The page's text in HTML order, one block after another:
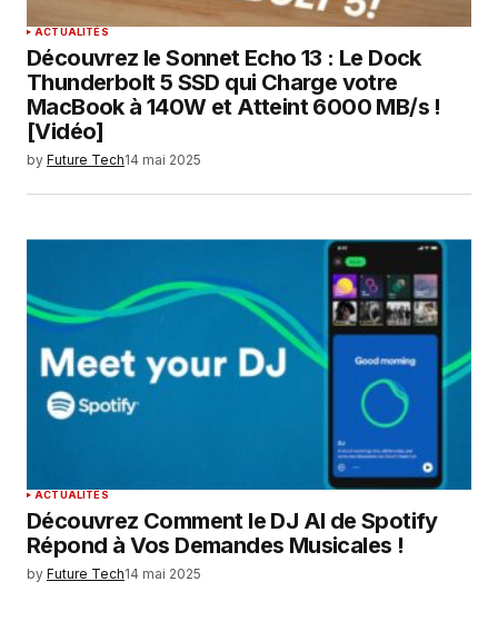
ACTUALITÉS
Découvrez le Sonnet Echo 13 : Le Dock
Thunderbolt 5 SSD qui Charge votre
MacBook à 140W et Atteint 6000 MB/s !
[Vidéo]
by Future Tech14 mai 2025
ACTUALITÉS
Découvrez Comment le DJ AI de Spotify
Répond à Vos Demandes Musicales !
by Future Tech14 mai 2025